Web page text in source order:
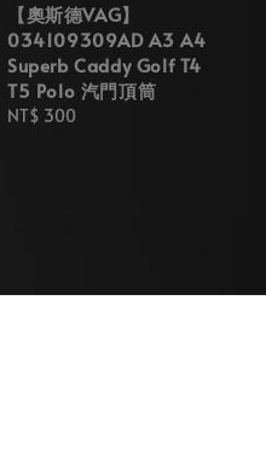
【奧斯德VAG】
034109309AD A3 A4
Superb Caddy Golf T4
T5 Polo 汽門頂筒
Regular
NT$ 300